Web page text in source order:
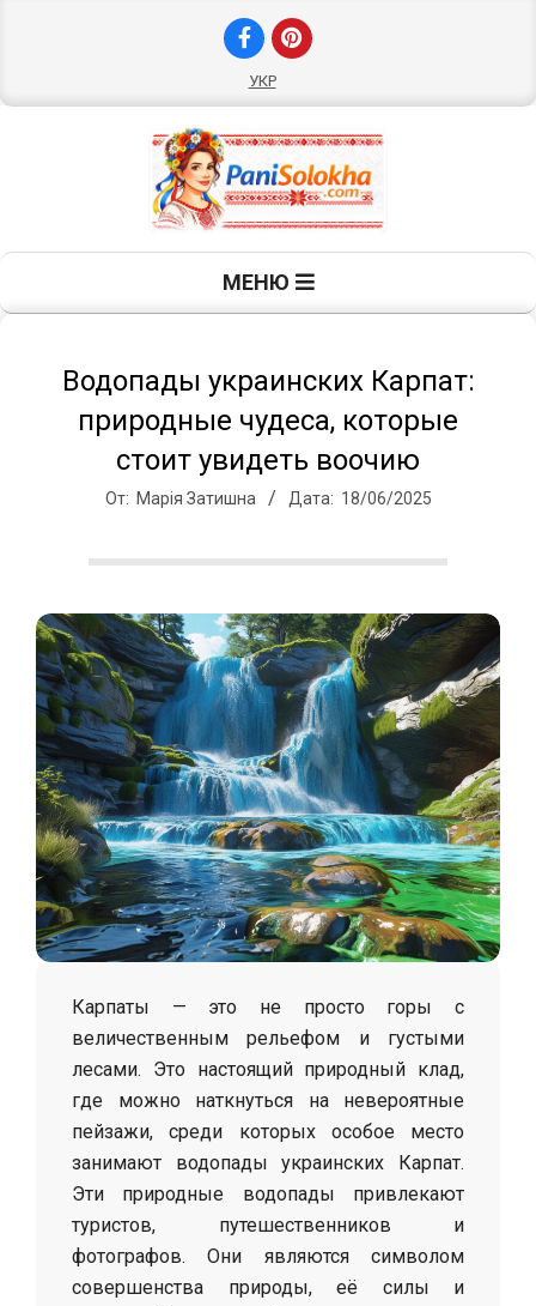
УКР
П
а
о
л
о
х
а
МЕНЮ
Водопады украинских Карпат:
природные чудеса, которые
стоит увидеть воочию
От: Марія Затишна Дата: 18/06/2025
Карпаты — это не просто горы с
величественным рельефом и густыми
лесами. Это настоящий природный клад,
где можно наткнуться на невероятные
пейзажи, среди которых особое место
занимают водопады украинских Карпат.
Эти природные водопады привлекают
туристов, путешественников и
фотографов. Они являются символом
совершенства природы, её силы и